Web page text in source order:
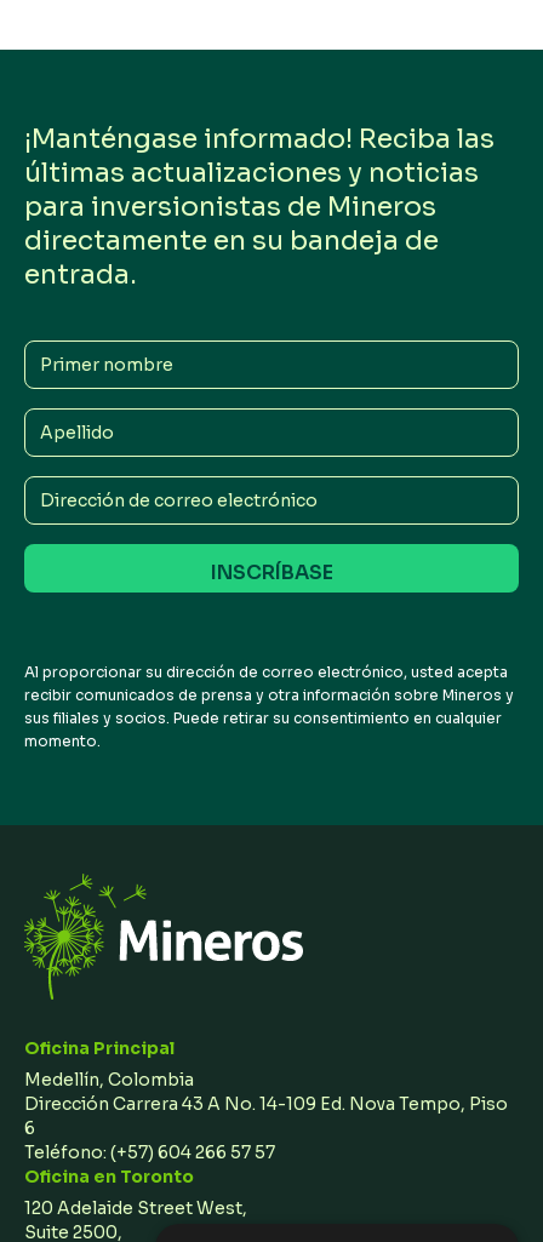
¡Manténgase informado! Reciba las
últimas actualizaciones y noticias
para inversionistas de Mineros
directamente en su bandeja de
entrada.
Primer
nombre
Apellido
Dirección
de
correo
electrónico
Al proporcionar su dirección de correo electrónico, usted acepta
recibir comunicados de prensa y otra información sobre Mineros y
sus filiales y socios. Puede retirar su consentimiento en cualquier
momento.
Oficina Principal
Medellín, Colombia
Dirección Carrera 43 A No. 14-109 Ed. Nova Tempo, Piso
6
Teléfono: (+57) 604 266 57 57
Oficina en Toronto
120 Adelaide Street West,
Suite 2500,